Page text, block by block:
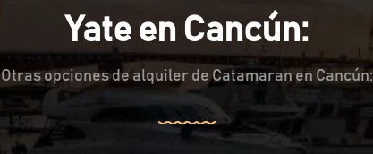
Yate en Cancún:
Otras opciones de alquiler de Catamaran en Cancún: